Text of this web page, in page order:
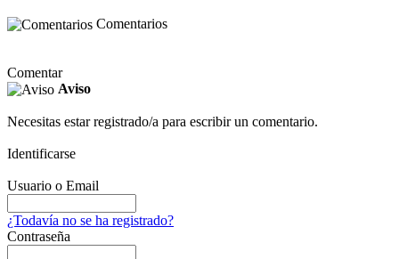
Comentarios
Comentar
Aviso
Necesitas estar registrado/a para escribir un comentario.
Identificarse
Usuario o Email
¿Todavía no se ha registrado?
Contraseña